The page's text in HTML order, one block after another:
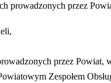
prowadzonych przez
przez Powiat,
Zespołem